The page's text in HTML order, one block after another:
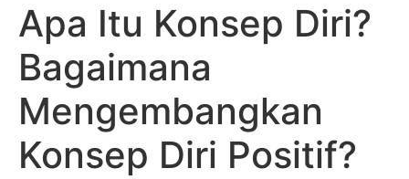
Apa Itu Konsep Diri?
Bagaimana
Mengembangkan
Konsep Diri Positif?